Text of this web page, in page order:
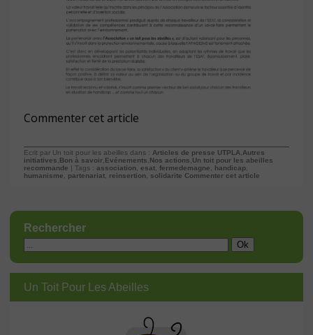
Commenter cet article
Ecrit par Un toit pour les abeilles dans : Articles de presse UTPLA,Autres
initiatives,Bon à savoir,Evénements,Nos actions,Un toit pour les abeilles
recommande | Tags : association, esat, fermedemagne, handicap,
humanisme, partenariat, reinsertion, solidarite Commenter cet article
Rechercher
Un Toit Pour Les Abeilles